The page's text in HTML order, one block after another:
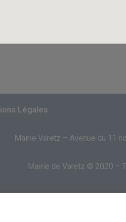
Légales
Mairie Varetz – Avenue du 11
Mairie de Varetz © 2020 –